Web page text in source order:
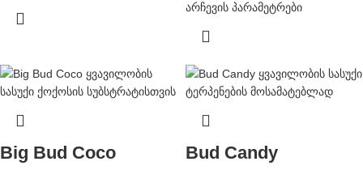
არჩევის პარამეტრები
Big Bud Coco Bud Candy